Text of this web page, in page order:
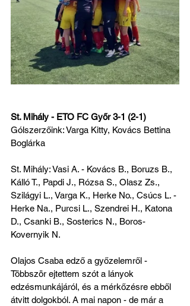
St. Mihály - ETO FC Győr 3-1 (2-1)
Gólszerzőink: Varga Kitty, Kovács Bettina
Boglárka
St. Mihály: Vasi A. - Kovács B., Boruzs B.,
Kálló T., Papdi J., Rózsa S., Olasz Zs.,
Szilágyi L., Varga K., Herke No., Csúcs L. -
Herke Na., Purcsi L., Szendrei H., Katona
D., Csanki B., Sosterics N., Boros-
Kovernyik N.
Olajos Csaba edző a győzelemről -
Többször ejtettem szót a lányok
edzésmunkájáról, és a mérkőzésre ebből
átvitt dolgokból. A mai napon - de már a